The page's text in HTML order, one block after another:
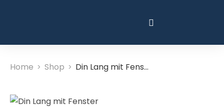
Home > Shop > Din Lang mit Fenster